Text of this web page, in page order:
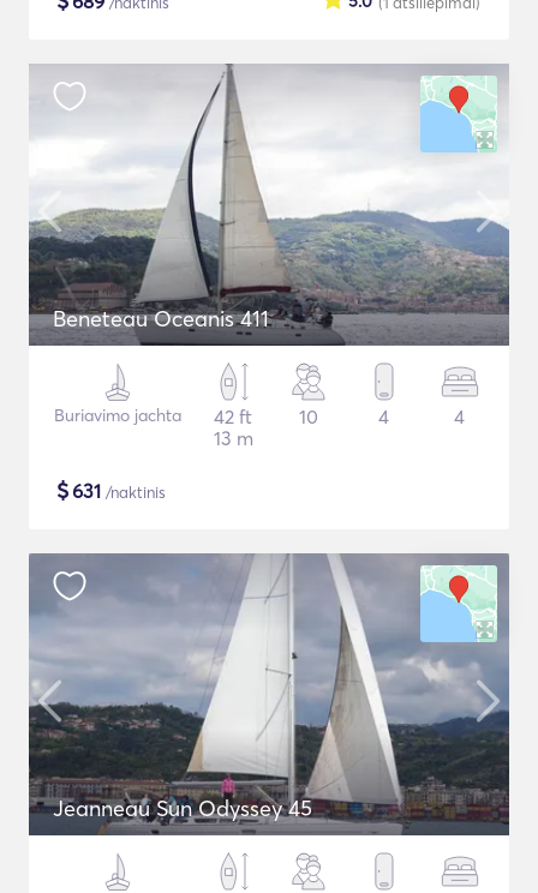
Beneteau Oceanis 411
Buriavimo jachta
42 ft
13 m
10 4 4
$631 /naktinis
Jeanneau Sun Odyssey 45